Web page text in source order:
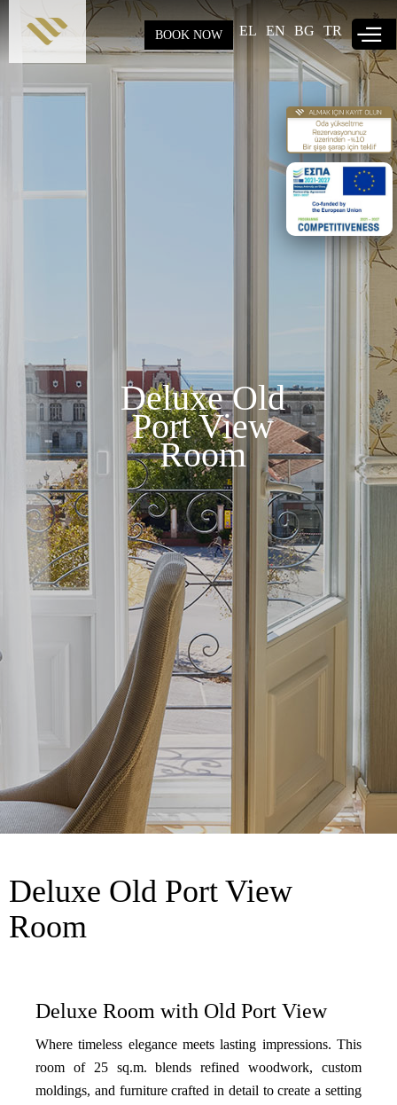
Skip to
content
BOOK NOW EL EN BG TR
Deluxe Old
Port View
Room
Deluxe Old Port View
Room
Deluxe Room with Old Port View
Where timeless elegance meets lasting impressions. This
room of 25 sq.m. blends refined woodwork, custom
moldings, and furniture crafted in detail to create a setting